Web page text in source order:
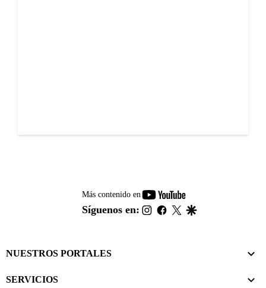
Más contenido en
youtube-
footer
Síguenos en: instagram
facebook
twitter
NUESTROS PORTALES
SERVICIOS